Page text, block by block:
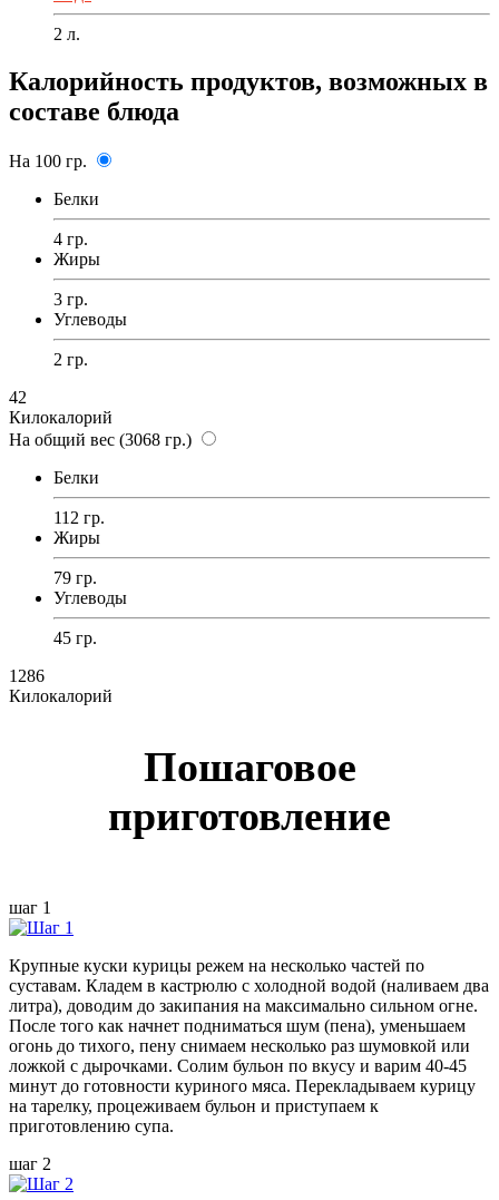
2 л.
Калорийность продуктов, возможных в
составе блюда
На 100 гр.
Белки
4 гр.
Жиры
3 гр.
Углеводы
2 гр.
42
Килокалорий
На общий вес (3068 гр.)
Белки
112 гр.
Жиры
79 гр.
Углеводы
45 гр.
1286
Килокалорий
Пошаговое
приготовление
шаг 1
Крупные куски курицы режем на несколько частей по
суставам. Кладем в кастрюлю с холодной водой (наливаем два
литра), доводим до закипания на максимально сильном огне.
После того как начнет подниматься шум (пена), уменьшаем
огонь до тихого, пену снимаем несколько раз шумовкой или
ложкой с дырочками. Солим бульон по вкусу и варим 40-45
минут до готовности куриного мяса. Перекладываем курицу
на тарелку, процеживаем бульон и приступаем к
приготовлению супа.
шаг 2